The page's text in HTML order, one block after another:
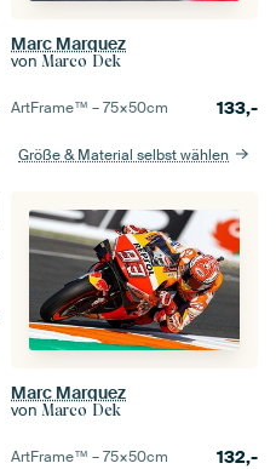
Marc Marquez
von Marco Dek
ArtFrame™ –75×50cm 133,-
Größe & Material selbst wählen
Marc Marquez
von Marco Dek
ArtFrame™ –75×50cm 132,-